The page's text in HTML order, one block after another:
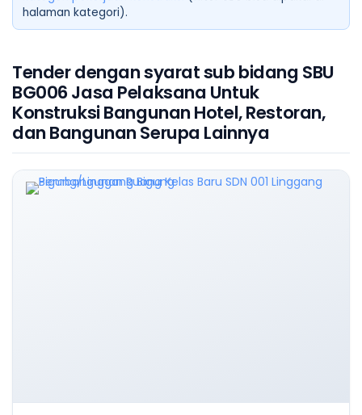
halaman kategori).
Tender dengan syarat sub bidang SBU
BG006 Jasa Pelaksana Untuk
Konstruksi Bangunan Hotel, Restoran,
dan Bangunan Serupa Lainnya